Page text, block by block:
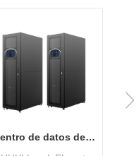
Centro de datos de gabinete aplicado en pequeñas empresas